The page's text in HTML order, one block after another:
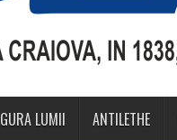
GURA LUMII ANTILETHE